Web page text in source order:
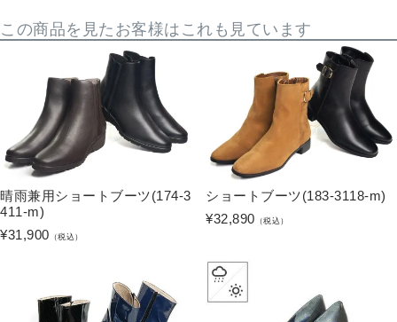
この商品を見たお客様はこれも見ています
晴雨兼用ショートブーツ(174-3
411-m)
¥31,900 （税込）
ショートブーツ(183-3118-m)
¥32,890 （税込）